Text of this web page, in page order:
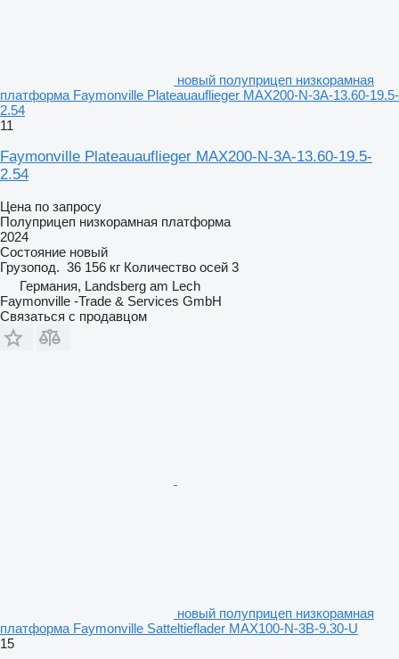
новый полуприцеп низкорамная
платформа Faymonville Plateauauflieger MAX200-N-3A-13.60-19.5-
2.54
11
Faymonville Plateauauflieger MAX200-N-3A-13.60-19.5-
2.54
Цена по запросу
Полуприцеп низкорамная платформа
2024
Состояние новый
Грузопод. 36 156 кг Количество осей 3
Германия, Landsberg am Lech
Faymonville -Trade & Services GmbH
Связаться с продавцом
новый полуприцеп низкорамная
платформа Faymonville Satteltieflader MAX100-N-3B-9.30-U
15